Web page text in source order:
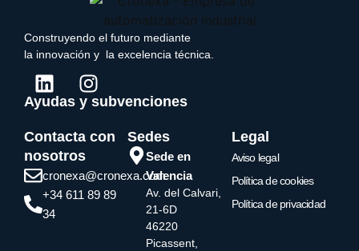
Construyendo el futuro mediante
la innovación y la excelencia técnica.
Ayudas y subvenciones
Contacta con
nosotros
cronexa@cronexa.com
+34 611 89 89
34
Sedes
Sede en
Valencia
Av. del Calvari,
21-6D
46220
Picassent,
Legal
Aviso legal
Política de cookies
Política de privacidad